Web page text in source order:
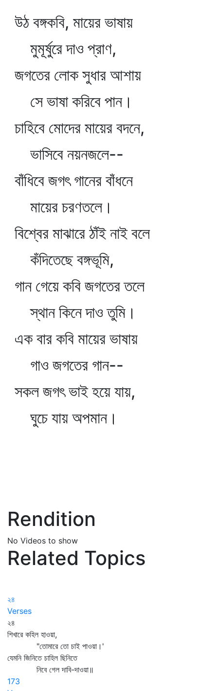
উঠ বঙ্গকবি, মায়ের ভাষায়
মুমূর্ষুরে দাও প্রাণ,
জগতের লোক সুধার আশায়
সে ভাষা করিবে পান।
চাহিবে মোদের মায়ের বদনে,
ভাসিবে নয়নজলে--
বাঁধিবে জগৎ গানের বাঁধনে
মায়ের চরণতলে।
বিশ্বের মাঝারে ঠাঁই নাই বলে
কঁদিতেছে বঙ্গভূমি,
গান গেয়ে কবি জগতের তলে
স্থান কিনে দাও তুমি।
এক বার কবি মায়ের ভাষায়
গাও জগতের গান--
সকল জগৎ ভাই হয়ে যায়,
ঘুচে যায় অপমান।
Rendition
No Videos to show
Related Topics
২৪
Verses
২৪
শিখারে কহিল হাওয়া,
"তোমারে তো চাই পাওয়া।'
যেমনি জিনিতে চাহিল ছিনিতে
নিবে গেল দাবি-দাওয়া॥
173